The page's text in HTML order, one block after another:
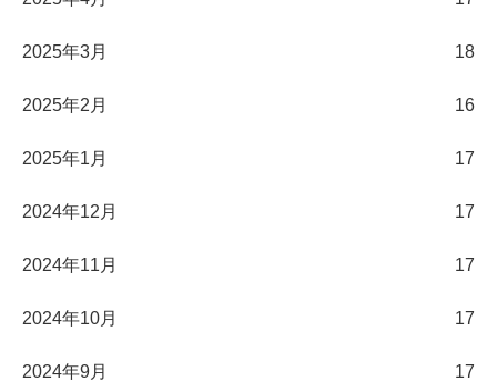
2025年3月 18
2025年2月 16
2025年1月 17
2024年12月 17
2024年11月 17
2024年10月 17
2024年9月 17